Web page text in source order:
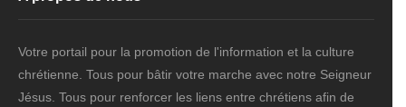
Votre portail pour la promotion de l'information et la culture
chrétienne. Tous pour bâtir votre marche avec notre Seigneur
Jésus. Tous pour renforcer les liens entre chrétiens afin de